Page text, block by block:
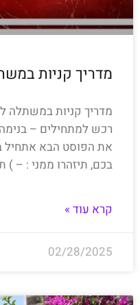
מדריך קניות
מדריך קניות במשתלה
רכש למתחילים –
את הפוסט הבא אתחיל
בכם, תיזהרו ממני : –
קרא עוד »
02/28/2025